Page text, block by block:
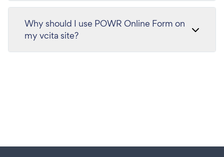
Why should I use POWR Online Form on
my vcita site?